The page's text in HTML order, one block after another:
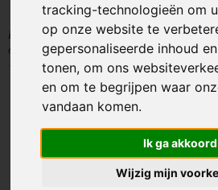
tracking-technologieën om
op onze website te
gepersonaliseerde inhoud
tonen, om ons
en om te begrijpen waar
vandaan komen.
Ik ga akkoord
Wijzig mijn
Home >IJZERWAREN>BOUTEN>
6 x 20mm - klasse 8.8 - gegalvaniseerd -